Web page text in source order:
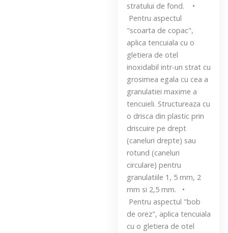
stratului de fond. •
Pentru aspectul
"scoarta de copac",
aplica tencuiala cu o
gletiera de otel
inoxidabil intr-un strat cu
grosimea egala cu cea a
granulatiei maxime a
tencuieli. Structureaza cu
o drisca din plastic prin
driscuire pe drept
(caneluri drepte) sau
rotund (caneluri
circulare) pentru
granulatiile 1, 5 mm, 2
mm si 2,5 mm. •
Pentru aspectul "bob
de orez", aplica tencuiala
cu o gletiera de otel